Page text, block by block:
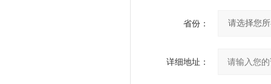
省份：
详细地址：